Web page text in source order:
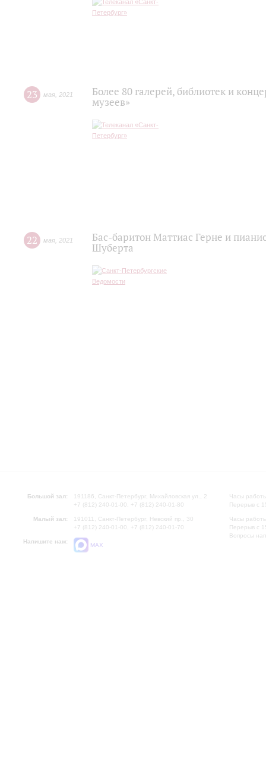
23 мая 2021
Более 80 галерей, библиотек и
музеев»
22 мая 2021
Бас-баритон Маттиас Герне и
Шуберта
Большой зал:
191186, Санкт-Петербург, Михайловская ул., 2
+7 (812) 240-01-00, +7 (812) 240-01-80
Малый зал:
191011, Санкт-Петербург, Невский пр., 30
+7 (812) 240-01-00, +7 (812) 240-01-70
Напишите нам:
MAX
Часы
Перерыв с
Часы
Перерыв с
Вопросы